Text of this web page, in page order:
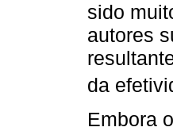
sido
autores
da
Embora